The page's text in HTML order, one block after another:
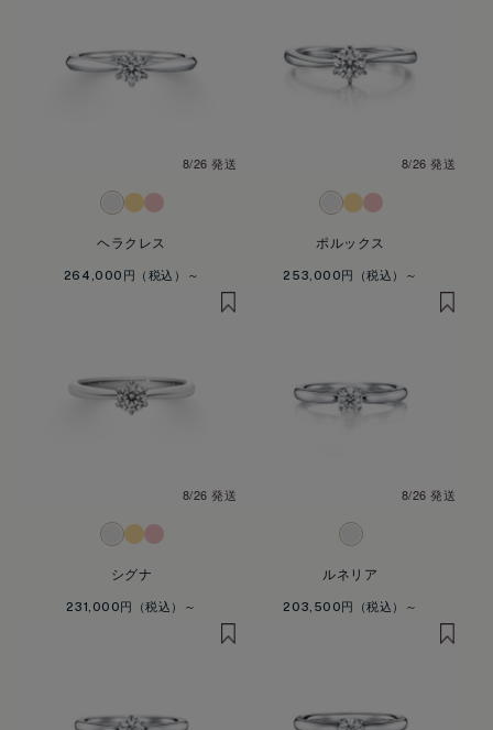
8/26 発送
ヘラクレス
264,000円
8/26 発送
ポルックス
253,000円
8/26 発送
シグナ
231,000円
8/26 発送
ルネリア
203,500円